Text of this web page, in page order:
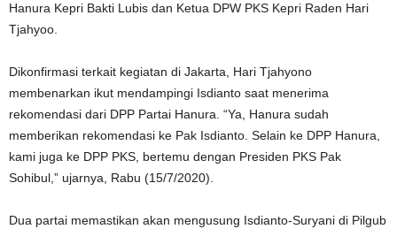
Hanura Kepri Bakti Lubis dan Ketua DPW PKS Kepri Raden Hari
Tjahyoo.
Dikonfirmasi terkait kegiatan di Jakarta, Hari Tjahyono
membenarkan ikut mendampingi Isdianto saat menerima
rekomendasi dari DPP Partai Hanura. “Ya, Hanura sudah
memberikan rekomendasi ke Pak Isdianto. Selain ke DPP Hanura,
kami juga ke DPP PKS, bertemu dengan Presiden PKS Pak
Sohibul,” ujarnya, Rabu (15/7/2020).
Dua partai memastikan akan mengusung Isdianto-Suryani di Pilgub